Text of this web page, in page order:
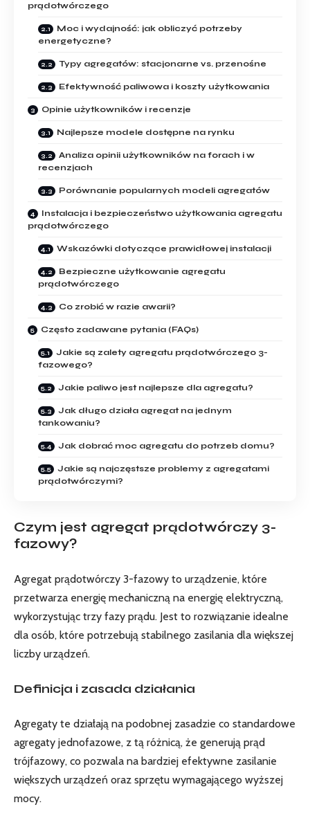
prądotwórczego
Moc i wydajność: jak obliczyć potrzeby
energetyczne?
Typy agregatów: stacjonarne vs. przenośne
Efektywność paliwowa i koszty użytkowania
Opinie użytkowników i recenzje
Najlepsze modele dostępne na rynku
Analiza opinii użytkowników na forach i w
recenzjach
Porównanie popularnych modeli agregatów
Instalacja i bezpieczeństwo użytkowania agregatu
prądotwórczego
Wskazówki dotyczące prawidłowej instalacji
Bezpieczne użytkowanie agregatu
prądotwórczego
Co zrobić w razie awarii?
Często zadawane pytania (FAQs)
Jakie są zalety agregatu prądotwórczego 3-
fazowego?
Jakie paliwo jest najlepsze dla agregatu?
Jak długo działa agregat na jednym
tankowaniu?
Jak dobrać moc agregatu do potrzeb domu?
Jakie są najczęstsze problemy z agregatami
prądotwórczymi?
Czym jest agregat prądotwórczy 3-
fazowy?
Agregat prądotwórczy 3-fazowy to urządzenie, które
przetwarza energię mechaniczną na energię elektryczną,
wykorzystując trzy fazy prądu. Jest to rozwiązanie idealne
dla osób, które potrzebują stabilnego zasilania dla większej
liczby urządzeń.
Definicja i zasada działania
Agregaty te działają na podobnej zasadzie co standardowe
agregaty jednofazowe, z tą różnicą, że generują prąd
trójfazowy, co pozwala na bardziej efektywne zasilanie
większych urządzeń oraz sprzętu wymagającego wyższej
mocy.